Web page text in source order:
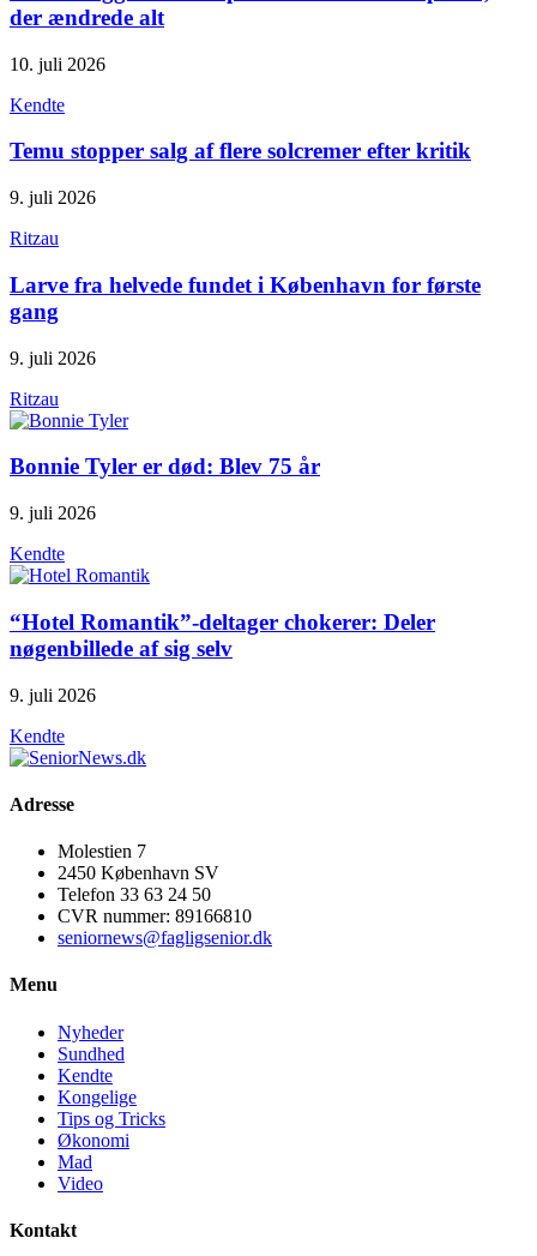
der ændrede alt
10. juli 2026
Kendte
Temu stopper salg af flere solcremer efter kritik
9. juli 2026
Ritzau
Larve fra helvede fundet i København for første
gang
9. juli 2026
Ritzau
Bonnie Tyler er død: Blev 75 år
9. juli 2026
Kendte
“Hotel Romantik”-deltager chokerer: Deler
nøgenbillede af sig selv
9. juli 2026
Kendte
Adresse
Molestien 7
2450 København SV
Telefon 33 63 24 50
CVR nummer: 89166810
seniornews@fagligsenior.dk
Menu
Nyheder
Sundhed
Kendte
Kongelige
Tips og Tricks
Økonomi
Mad
Video
Kontakt